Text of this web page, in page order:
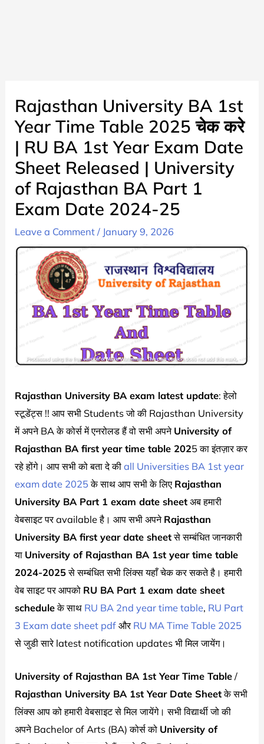
Rajasthan University BA 1st
Year Time Table 2025 चेक करे
| RU BA 1st Year Exam Date
Sheet Released | University
of Rajasthan BA Part 1
Exam Date 2024-25
Leave a Comment / January 9, 2026
Rajasthan University BA exam latest update: हेलो
स्टूडेंट्स !! आप सभी Students जो की Rajasthan University
में अपने BA के कोर्स में एनरोलड हैं वो सभी अपने University of
Rajasthan BA first year time table 2025 का इंतज़ार कर
रहे होंगे। आप सभी को बता दे कीall Universities BA 1st year
exam date 2025 के साथ आप सभी के लिए Rajasthan
University BA Part 1 exam date sheet अब हमारी
वेबसाइट पर available है। आप सभी अपने Rajasthan
University BA first year date sheetसे सम्बंधित जानकारी
या University of Rajasthan BA 1st year time table
2024-2025से सम्बंधित सभी लिंक्स यहाँ चेक कर सकते है। हमारी
वेब साइट पर आपको RU BA Part 1 exam date sheet
scheduleके साथ RU BA 2nd year time table, RU Part
3 Exam date sheet pdf और RU MA Time Table 2025
से जुडी सारे latest notification updates भी मिल जायेंग।
University of Rajasthan BA 1st Year Time Table /
Rajasthan University BA 1st Year Date Sheetके सभी
लिंक्स आप को हमारी वेबसाइट से मिल जायेंगे। सभी विद्यार्थी जो की
अपने Bachelor of Arts (BA) कोर्स को University of